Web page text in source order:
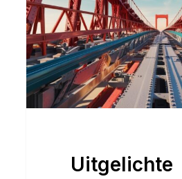
techniek
Uitgelichte